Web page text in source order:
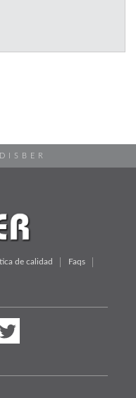
de calidad Faqs